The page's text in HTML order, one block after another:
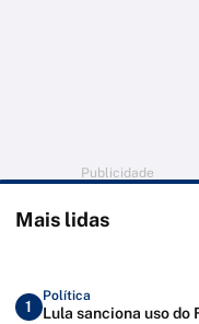
Publicidade
Mais lidas
1
Política
Lula sanciona uso do